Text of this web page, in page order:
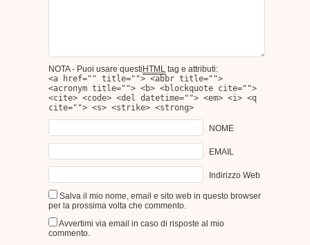
NOTA - Puoi usare questiHTML tag e attributi:
<a href="" title=""> <abbr title="">
<acronym title=""> <b> <blockquote cite="">
<cite> <code> <del datetime=""> <em> <i> <q
cite=""> <s> <strike> <strong>
NOME
EMAIL
Indirizzo Web
Salva il mio nome, email e sito web in questo browser
per la prossima volta che commento.
Avvertimi via email in caso di risposte al mio
commento.